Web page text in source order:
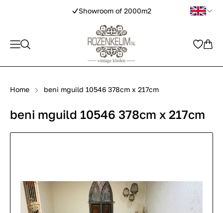
Showroom of 2000m2
Home beni mguild 10546 378cm x 217cm
beni mguild 10546 378cm x 217cm